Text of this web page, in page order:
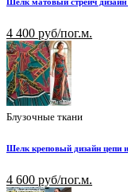
4 400 руб/пог.м.
Блузочные ткани
Шелк креповый дизайн цепи
4 600 руб/пог.м.